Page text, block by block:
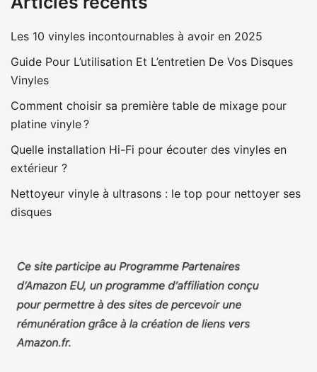
Les 10 vinyles incontournables à avoir en 2025
Guide Pour L’utilisation Et L’entretien De Vos Disques
Vinyles
Comment choisir sa première table de mixage pour
platine vinyle ?
Quelle installation Hi-Fi pour écouter des vinyles en
extérieur ?
Nettoyeur vinyle à ultrasons : le top pour nettoyer ses
disques